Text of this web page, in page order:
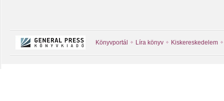
Könyvportál Líra könyv Kiskereskedelem